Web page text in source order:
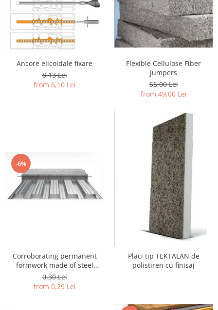
Ancore elicoidale fixare
8,13 Lei
from 6,10 Lei
Flexible Cellulose Fiber
Jumpers
55,00 Lei
from 49,00 Lei
-6%
Corroborating permanent
formwork made of steel
sheets for concrete slabs
0,30 Lei
from 0,29 Lei
Placi tip TEKTALAN de
polistiren cu finisaj